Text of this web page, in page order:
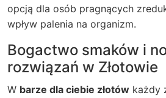
opcją dla osób pragnących
wpływ palenia na organizm.
Bogactwo smaków i
rozwiązań w Złotowie
W barze dla ciebie złotów każdy